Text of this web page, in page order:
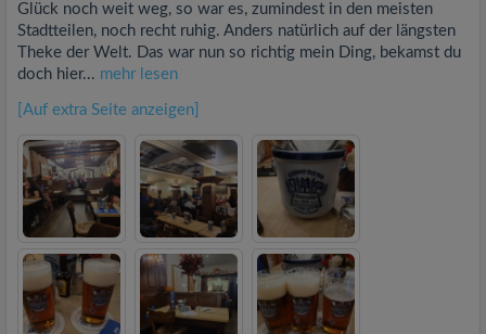
Glück noch weit weg, so war es, zumindest in den meisten
Stadtteilen, noch recht ruhig. Anders natürlich auf der längsten
Theke der Welt. Das war nun so richtig mein Ding, bekamst du
doch hier... mehr lesen
[Auf extra Seite anzeigen]